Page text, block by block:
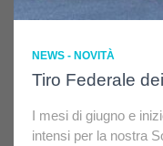
NEWS - NOVITÀ
Tiro Federale
I mesi di giugno e
intensi per la nostra